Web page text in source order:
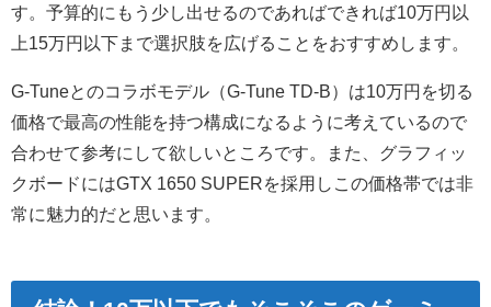
す。予算的にもう少し出せるのであればできれば10万円以
上15万円以下まで選択肢を広げることをおすすめします。
G-Tuneとのコラボモデル（G-Tune TD-B）は10万円を切る
価格で最高の性能を持つ構成になるように考えているので
合わせて参考にして欲しいところです。また、グラフィッ
クボードにはGTX 1650 SUPERを採用しこの価格帯では非
常に魅力的だと思います。